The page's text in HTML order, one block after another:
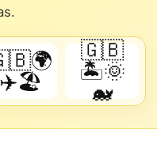
✈️🏖️
🇬🇧
🏝️🌞
🐋